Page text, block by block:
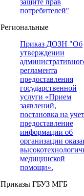
защите прав
потребителей"
Региональные
Приказ ДОЗН "Об
утверждении
регламента
предоставления
государственной
услуги «Прием
заявлений,
постановка на
предоставление
информации об
организации
медицинской
помощи».
Приказы ГБУЗ МГБ